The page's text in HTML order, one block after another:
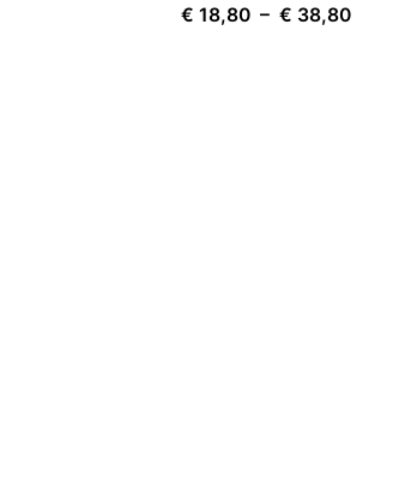
€ 18,80 – € 38,80Plage